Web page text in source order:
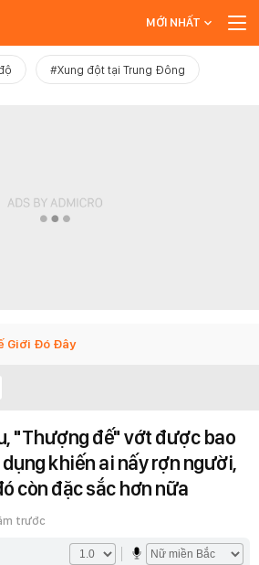
MỚI NHẤT
#Xung đột tại Trung Đông
Giới Đó Đây
"Thượng đế" vớt được bao
khiến ai nấy rợn người,
còn đặc sắc hơn nữa
trước